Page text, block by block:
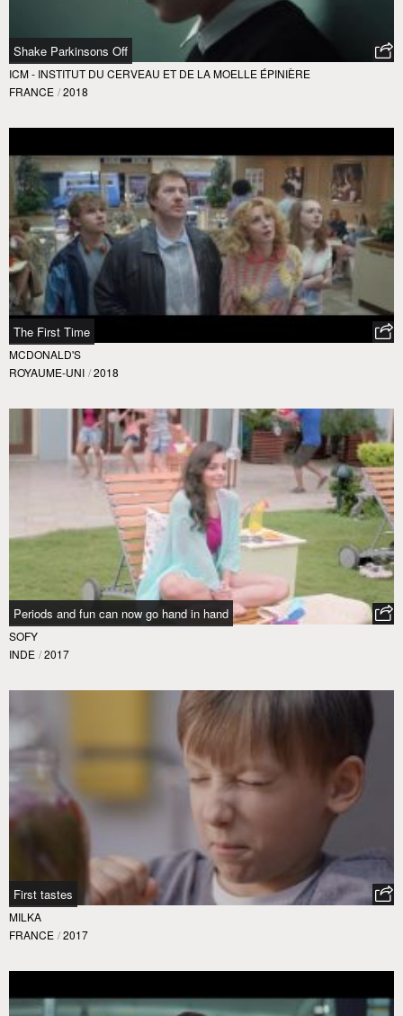
Shake Parkinsons Off
ICM - INSTITUT DU CERVEAU ET DE LA MOELLE ÉPINIÈRE
FRANCE / 2018
The First Time
MCDONALD'S
ROYAUME-UNI / 2018
Periods and fun can now go hand in hand
SOFY
INDE / 2017
First tastes
MILKA
FRANCE / 2017